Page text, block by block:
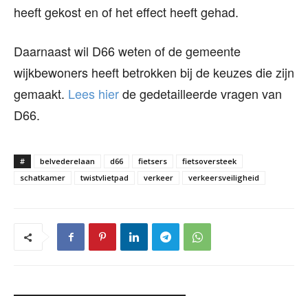
heeft gekost en of het effect heeft gehad.
Daarnaast wil D66 weten of de gemeente
wijkbewoners heeft betrokken bij de keuzes die zijn
gemaakt. Lees hierde gedetailleerde vragen van
D66.
# belvederelaan d66 fietsers
fietsoversteek
schatkamer
twistvlietpad verkeer verkeersveiligheid